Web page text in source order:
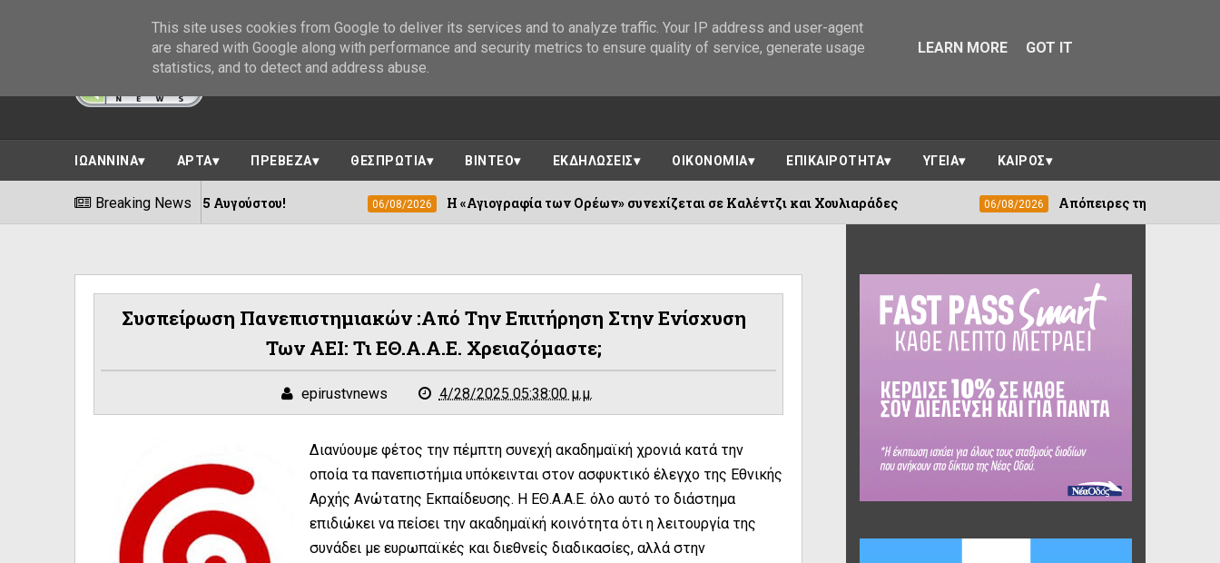
ΙΩΑΝΝΙΝΑ ΑΡΤΑ ΠΡΕΒΕΖΑ ΘΕΣΠΡΩΤΙΑ ΒΙΝΤΕΟ ΕΚΔΗΛΩΣΕΙΣ ΟΙΚΟΝΟΜΙΑ ΕΠΙΚΑΙΡΟΤΗΤΑ ΥΓΕΙΑ ΚΑΙΡΟΣ
Breaking News
8-15 Αυγούστου! 06/08/2026 Η «Αγιογραφία των Ορέων» συνεχίζεται σε Καλέντζι και Χουλιαράδες 06/08/2026 Απόπειρες τηλεφωνικής απάτης στο
Συσπείρωση Πανεπιστημιακών :Από Την Επιτήρηση Στην Ενίσχυση
Των ΑΕΙ: Τι ΕΘ.Α.Α.Ε. Χρειαζόμαστε;
epirustvnews 4/28/2025 05:38:00 μ.μ.
Διανύουμε φέτος την πέμπτη συνεχή ακαδημαϊκή χρονιά κατά την
οποία τα πανεπιστήμια υπόκεινται στον ασφυκτικό έλεγχο της Εθνικής
Αρχής Ανώτατης Εκπαίδευσης. Η ΕΘ.Α.Α.Ε. όλο αυτό το διάστημα
επιδιώκει να πείσει την ακαδημαϊκή κοινότητα ότι η λειτουργία της
συνάδει με ευρωπαϊκές και διεθνείς διαδικασίες, αλλά στην
This site uses cookies from Google to deliver its services and to analyze traffic. Your IP address and user-agent
are shared with Google along with performance and security metrics to ensure quality of service, generate usage
statistics, and to detect and address abuse.
LEARN MORE GOT IT